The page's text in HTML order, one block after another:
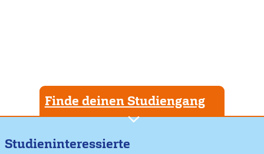
Finde deinen Studiengang
Studieninteressierte